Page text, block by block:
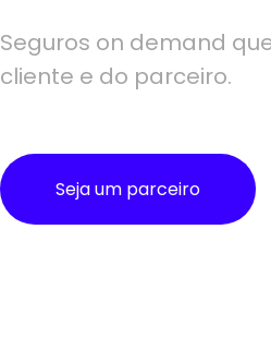
Seguros on demand
cliente e do parceiro.
Seja um parceiro